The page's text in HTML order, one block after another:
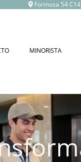
Formosa 54
MINORISTA